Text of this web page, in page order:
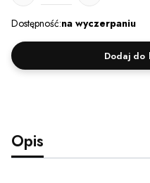
Dostępność:na wyczerpaniu
Dodaj do
Opis